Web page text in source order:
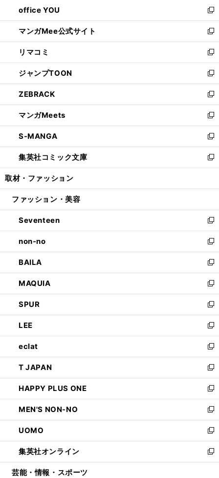
く
で
開
く
ィ
ン
ド
ウ
で
開
く
い
ウ
ィ
ン
ド
ウ
で
開
く
office YOU
新
し
い
ウ
ィ
ン
ド
ウ
で
開
く
マンガMee公式サイト
新
し
い
ウ
ィ
ン
ド
ウ
で
開
く
リマコミ
新
し
い
ウ
ィ
ン
ド
ウ
で
開
く
ジャンプTOON
新
し
い
ウ
ィ
ン
ド
ウ
で
開
ZEBRACK
新
し
い
ウ
ィ
ン
ド
ウ
開
マンガMeets
新
し
い
ウ
ィ
ン
ウ
開
く
S-MANGA
新
し
い
ウ
ン
ウ
で
開
く
集英社コミック文庫
新
し
ウ
ン
ド
ウ
で
開
く
取材・ファッション
ファッション・美容
Seventeen
新
し
い
ウ
ィ
ン
ド
ウ
で
開
く
non-no
新
し
い
ウ
ィ
ン
ド
ウ
で
開
く
BAILA
新
し
い
ウ
ィ
ン
ド
ウ
で
開
く
MAQUIA
新
し
い
ウ
ィ
ン
ド
ウ
で
開
く
SPUR
新
し
い
ウ
ィ
ン
ド
ウ
で
開
く
LEE
新
し
い
ウ
ィ
ン
ド
ウ
で
開
く
eclat
新
し
い
ウ
ィ
ン
ド
ウ
で
開
く
T JAPAN
新
し
い
ウ
ィ
ン
ド
ウ
で
開
HAPPY PLUS ONE
新
し
い
ウ
ィ
ン
ド
ウ
MEN'S NON-NO
新
し
い
ウ
ィ
ン
UOMO
新
し
い
ウ
集英社オンライン
新
し
芸能・情報・スポーツ